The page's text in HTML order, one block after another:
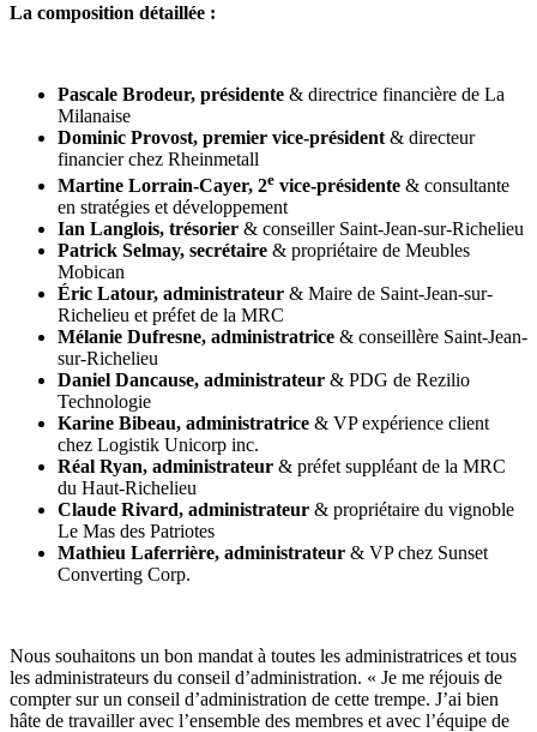
La composition détaillée :
Pascale Brodeur, présidente & directrice financière de La
Milanaise
Dominic Provost, premier vice-président & directeur
financier chez Rheinmetall
Martine Lorrain-Cayer, 2e vice-présidente & consultante
en stratégies et développement
Ian Langlois, trésorier & conseiller Saint-Jean-sur-Richelieu
Patrick Selmay, secrétaire & propriétaire de Meubles
Mobican
Éric Latour, administrateur & Maire de Saint-Jean-sur-
Richelieu et préfet de la MRC
Mélanie Dufresne, administratrice & conseillère Saint-Jean-
sur-Richelieu
Daniel Dancause, administrateur & PDG de Rezilio
Technologie
Karine Bibeau, administratrice & VP expérience client
chez Logistik Unicorp inc.
Réal Ryan, administrateur & préfet suppléant de la MRC
du Haut-Richelieu
Claude Rivard, administrateur & propriétaire du vignoble
Le Mas des Patriotes
Mathieu Laferrière, administrateur & VP chez Sunset
Converting Corp.
Nous souhaitons un bon mandat à toutes les administratrices et tous
les administrateurs du conseil d’administration. « Je me réjouis de
compter sur un conseil d’administration de cette trempe. J’ai bien
hâte de travailler avec l’ensemble des membres et avec l’équipe de